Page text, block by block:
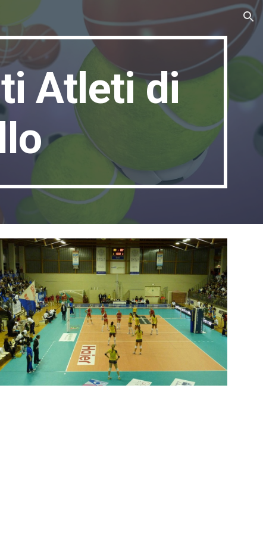
Atleti di